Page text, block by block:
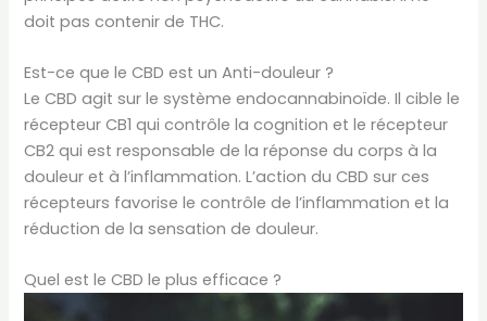
doit pas contenir de THC.
Est-ce que le CBD est un Anti-douleur ?
Le CBD agit sur le système endocannabinoïde. Il cible le
récepteur CB1 qui contrôle la cognition et le récepteur
CB2 qui est responsable de la réponse du corps à la
douleur et à l’inflammation. L’action du CBD sur ces
récepteurs favorise le contrôle de l’inflammation et la
réduction de la sensation de douleur.
Quel est le CBD le plus efficace ?